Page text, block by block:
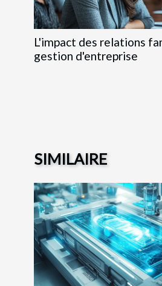
L'impact des relations
gestion d'entreprise
SIMILAIRE